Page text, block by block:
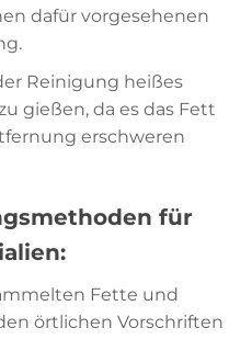
dafür vorgesehenen
Reinigung heißes
gießen, da es das Fett
erschweren
für
Fette und
örtlichen Vorschriften